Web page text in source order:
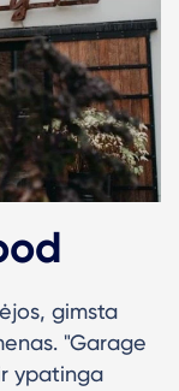
gimsta
"Garage
ypatinga